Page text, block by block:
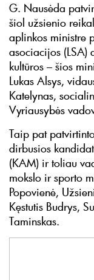
G. Nausėda
šiol užsienio
aplinkos ministre
asociacijos (LSA)
kultūros – šios
Lukas Alsys,
Katelynas,
Vyriausybės
Taip pat
dirbusios
(KAM) ir toliau
mokslo ir sporto
Popovienė,
Kęstutis Budrys,
Taminskas.